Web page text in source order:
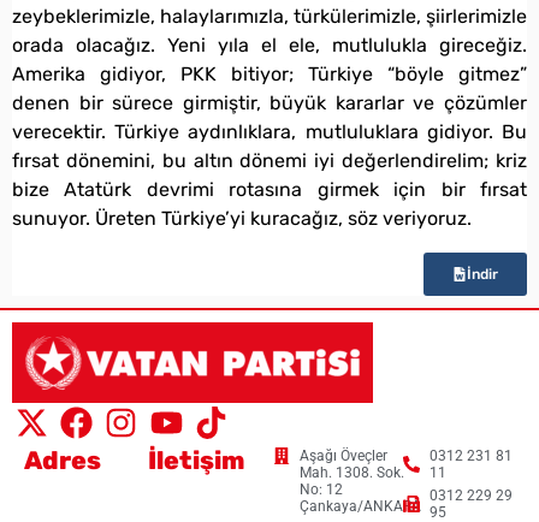
zeybeklerimizle, halaylarımızla, türkülerimizle, şiirlerimizle
orada olacağız. Yeni yıla el ele, mutlulukla gireceğiz.
Amerika gidiyor, PKK bitiyor; Türkiye “böyle gitmez”
denen bir sürece girmiştir, büyük kararlar ve çözümler
verecektir. Türkiye aydınlıklara, mutluluklara gidiyor. Bu
fırsat dönemini, bu altın dönemi iyi değerlendirelim; kriz
bize Atatürk devrimi rotasına girmek için bir fırsat
sunuyor. Üreten Türkiye’yi kuracağız, söz veriyoruz.
İndir
Adres
Aşağı Öveçler
Mah. 1308. Sok.
No: 12
Çankaya/ANKARA
İletişim
0312 231 81
11
0312 229 29
95